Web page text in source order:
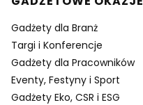
Gadżety dla Branż
Targi i Konferencje
Gadżety dla Pracowników
Eventy, Festyny i Sport
Gadżety Eko, CSR i ESG